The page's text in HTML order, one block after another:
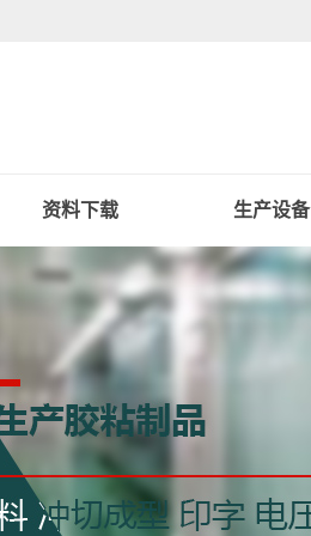
资料下载 生产设备